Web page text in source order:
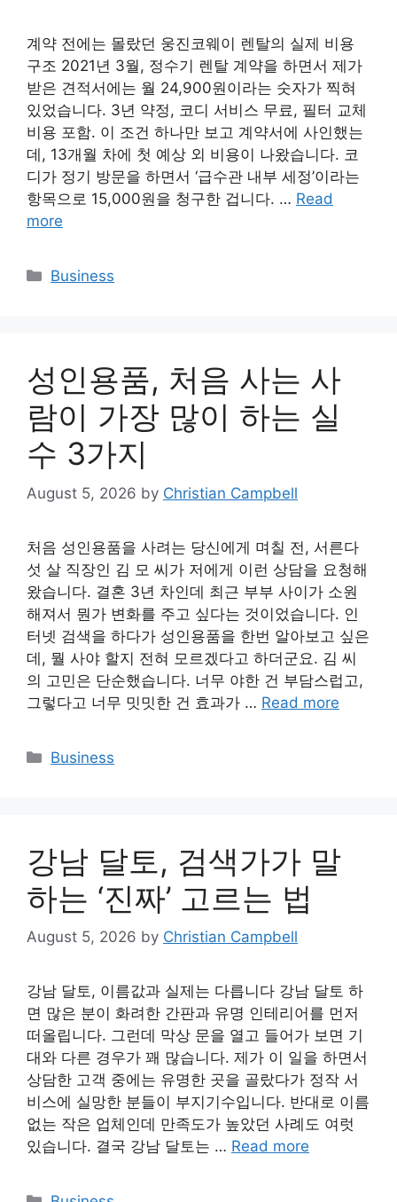
계약 전에는 몰랐던 웅진코웨이 렌탈의 실제 비용
구조 2021년 3월, 정수기 렌탈 계약을 하면서 제가
받은 견적서에는 월 24,900원이라는 숫자가 찍혀
있었습니다. 3년 약정, 코디 서비스 무료, 필터 교체
비용 포함. 이 조건 하나만 보고 계약서에 사인했는
데, 13개월 차에 첫 예상 외 비용이 나왔습니다. 코
디가 정기 방문을 하면서 ‘급수관 내부 세정’이라는
항목으로 15,000원을 청구한 겁니다. … Read
more
Categories
Business
성인용품, 처음 사는 사
람이 가장 많이 하는 실
수 3가지
August 5, 2026 by Christian Campbell
처음 성인용품을 사려는 당신에게 며칠 전, 서른다
섯 살 직장인 김 모 씨가 저에게 이런 상담을 요청해
왔습니다. 결혼 3년 차인데 최근 부부 사이가 소원
해져서 뭔가 변화를 주고 싶다는 것이었습니다. 인
터넷 검색을 하다가 성인용품을 한번 알아보고 싶은
데, 뭘 사야 할지 전혀 모르겠다고 하더군요. 김 씨
의 고민은 단순했습니다. 너무 야한 건 부담스럽고,
그렇다고 너무 밋밋한 건 효과가 … Read more
Categories
Business
강남 달토, 검색가가 말
하는 ‘진짜’ 고르는 법
August 5, 2026 by Christian Campbell
강남 달토, 이름값과 실제는 다릅니다 강남 달토 하
면 많은 분이 화려한 간판과 유명 인테리어를 먼저
떠올립니다. 그런데 막상 문을 열고 들어가 보면 기
대와 다른 경우가 꽤 많습니다. 제가 이 일을 하면서
상담한 고객 중에는 유명한 곳을 골랐다가 정작 서
비스에 실망한 분들이 부지기수입니다. 반대로 이름
없는 작은 업체인데 만족도가 높았던 사례도 여럿
있습니다. 결국 강남 달토는 … Read more
Categories